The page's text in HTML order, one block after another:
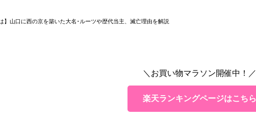
】山口に西の京を築いた大名･ルーツや歴代当主、滅亡理由を解説
＼お買い物マラソン開催中！／
楽天ランキングページはこちら
2.5 28代 教弘（のりひろ）